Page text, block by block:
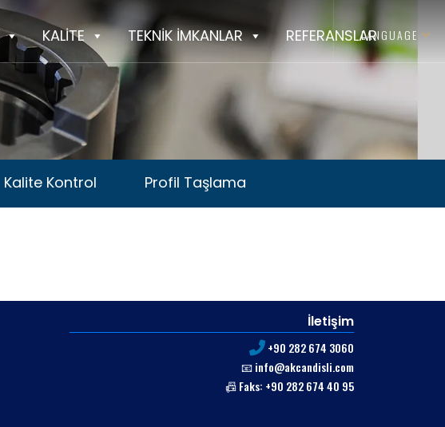
KALİTE TEKNİK İMKANLAR
REFERANSLARLANGUAGE
Kalite Kontrol
Kalite Kontrol
Profil Taşlama
Profil Taşlama
İletişim
+90 282 674 3060
📧 info@akcandisli.com
📠 Faks: +90 282 674 40 95